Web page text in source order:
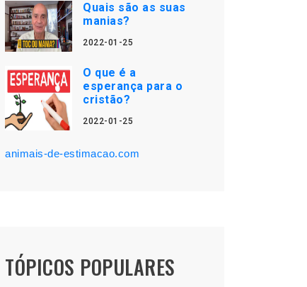
Quais são as suas
manias?
2022-01-25
O que é a
esperança para o
cristão?
2022-01-25
animais-de-estimacao.com
TÓPICOS POPULARES